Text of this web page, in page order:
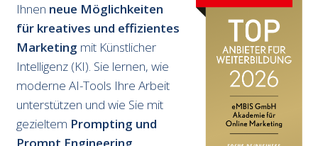
Ihnen neue Möglichkeiten
für kreatives und effizientes
Marketing mit Künstlicher
Intelligenz (KI). Sie lernen, wie
moderne AI-Tools Ihre Arbeit
unterstützen und wie Sie mit
gezieltem Prompting und